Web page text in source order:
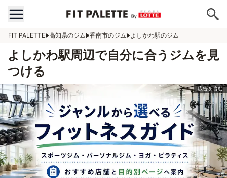
FIT PALETTE 高知県のジム 香南市のジム よしかわ駅のジム
よしかわ駅周辺で自分に合うジムを見
つける